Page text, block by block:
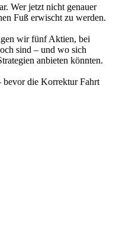
Wer jetzt nicht genauer
Fuß erwischt zu werden.
wir fünf Aktien, bei
sind – und wo sich
anbieten könnten.
bevor die Korrektur Fahrt